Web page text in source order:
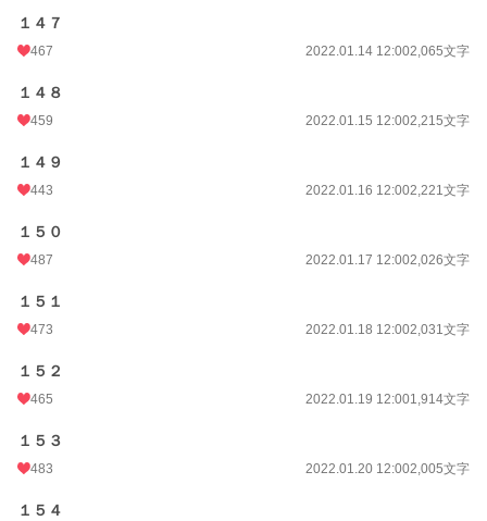
１４７
467 2022.01.14 12:002,065文字
１４８
459 2022.01.15 12:002,215文字
１４９
443 2022.01.16 12:002,221文字
１５０
487 2022.01.17 12:002,026文字
１５１
473 2022.01.18 12:002,031文字
１５２
465 2022.01.19 12:001,914文字
１５３
483 2022.01.20 12:002,005文字
１５４